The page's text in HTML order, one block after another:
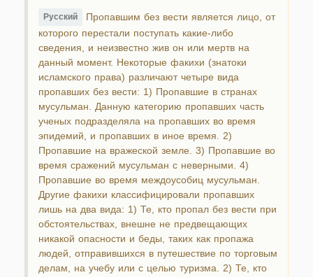
Русский Пропавшим без вести является лицо, от
которого перестали поступать какие-либо
сведения, и неизвестно жив он или мертв на
данный момент. Некоторые факихи (знатоки
исламского права) различают четыре вида
пропавших без вести: 1) Пропавшие в странах
мусульман. Данную категорию пропавших часть
ученых подразделяла на пропавших во время
эпидемий, и пропавших в иное время. 2)
Пропавшие на вражеской земле. 3) Пропавшие во
время сражений мусульман с неверными. 4)
Пропавшие во время междоусобиц мусульман.
Другие факихи классифицировали пропавших
лишь на два вида: 1) Те, кто пропал без вести при
обстоятельствах, внешне не предвещающих
никакой опасности и беды, таких как пропажа
людей, отправившихся в путешествие по торговым
делам, на учебу или с целью туризма. 2) Те, кто